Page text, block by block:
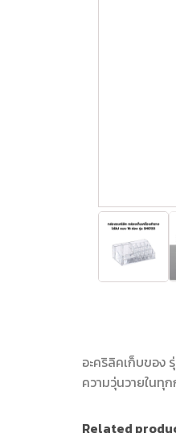
อะคริลิคเก็บของ
ความวุ่นวายในทุ
Related